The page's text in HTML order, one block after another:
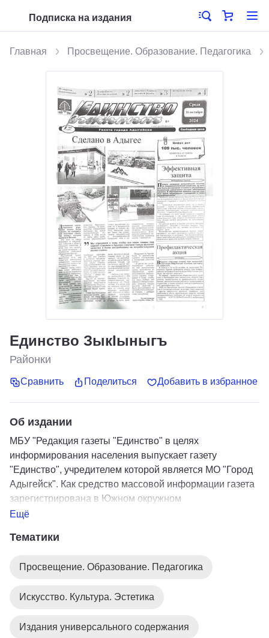
Подписка на издания
Главная Просвещение. Образование. Педагогика
Единство ЗыкIыныгъ
Районки
Сравнить Поделиться Добавить в избранное
Об издании
МБУ "Редакция газеты "Единство" в целях
информирования населения выпускает газету
"Единство", учредителем которой является МО "Город
Адыгейск". Как средство массовой информации газета
зарегистрирована в Южном окружном
межрегиональном управлении Министерства РФ по
коммуникаций.
Ещё
Тематики
Просвещение. Образование. Педагогика
Искусство. Культура. Эстетика
Издания универсального содержания